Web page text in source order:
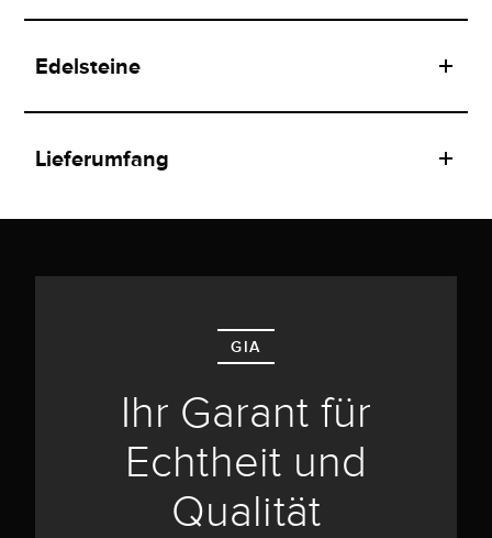
Edelsteine
Lieferumfang
GIA
Ihr Garant für
Echtheit und
Qualität